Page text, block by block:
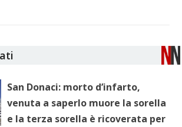
San Donaci: morto d’infarto,
venuta a saperlo muore la sorella
e la terza sorella è ricoverata per